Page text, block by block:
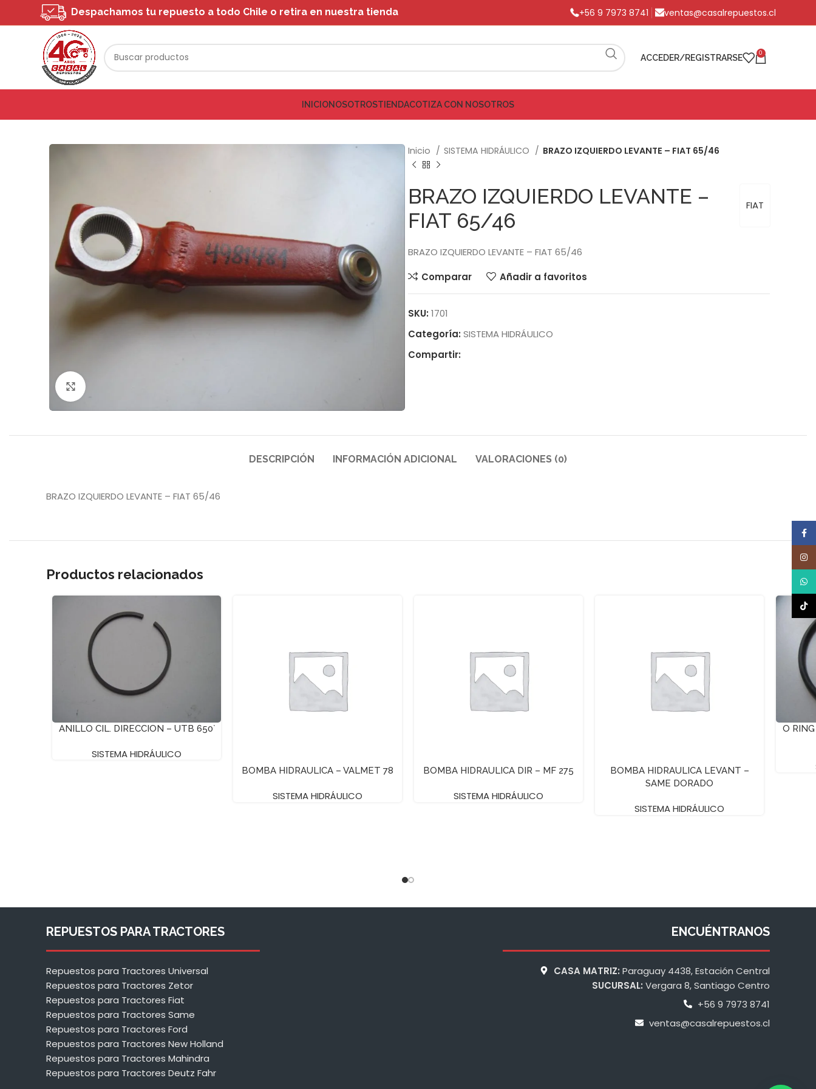
Despachamos tu repuesto a todo Chile o retira en nuestra tienda +56 9 7973 8741 ventas@casalrepuestos.cl
ACCEDER/REGISTRARSE 0
INICIONOSOTROSTIENDACOTIZA CON NOSOTROS
Inicio SISTEMA HIDRÁULICO BRAZO IZQUIERDO LEVANTE – FIAT 65/46
FIAT
BRAZO IZQUIERDO LEVANTE –
FIAT 65/46
BRAZO IZQUIERDO LEVANTE – FIAT 65/46
Comparar
Añadir a favoritos
SKU: 1701
Categoría: SISTEMA HIDRÁULICO
Compartir:
DESCRIPCIÓN INFORMACIÓN ADICIONAL VALORACIONES (0)
BRAZO IZQUIERDO LEVANTE – FIAT 65/46
Productos relacionados
ANILLO CIL. DIRECCION – UTB 650`
SISTEMA HIDRÁULICO
BOMBA HIDRAULICA – VALMET 78
SISTEMA HIDRÁULICO
BOMBA HIDRAULICA DIR – MF 275
SISTEMA HIDRÁULICO
BOMBA HIDRAULICA LEVANT –
SAME DORADO
SISTEMA HIDRÁULICO
O
REPUESTOS PARA TRACTORES
Repuestos para Tractores Universal
Repuestos para Tractores Zetor
Repuestos para Tractores Fiat
Repuestos para Tractores Same
Repuestos para Tractores Ford
Repuestos para Tractores New Holland
Repuestos para Tractores Mahindra
Repuestos para Tractores Deutz Fahr
ENCUÉNTRANOS
CASA MATRIZ: Paraguay 4438, Estación Central
SUCURSAL: Vergara 8, Santiago Centro
+56 9 7973 8741
ventas@casalrepuestos.cl